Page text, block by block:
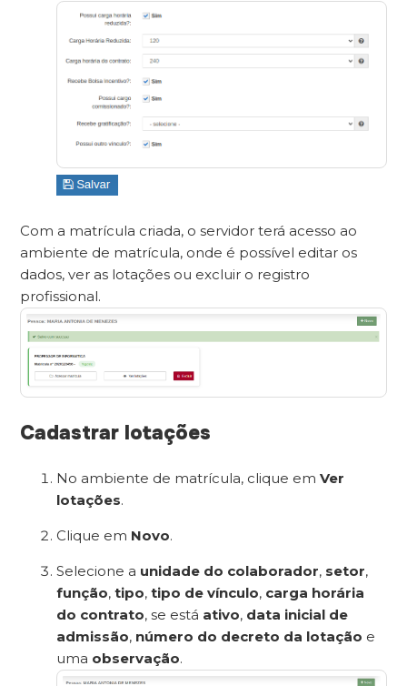
Com a matrícula criada, o servidor terá acesso ao
ambiente de matrícula, onde é possível editar os
dados, ver as lotações ou excluir o registro
profissional.
Cadastrar lotações
No ambiente de matrícula, clique emVer
lotações.
Clique em Novo.
Selecione a unidade do colaborador, setor,
função,tipo,tipo de vínculo, carga horária
do contrato, se está ativo, data inicial de
admissão, número do decreto da lotação e
uma observação.